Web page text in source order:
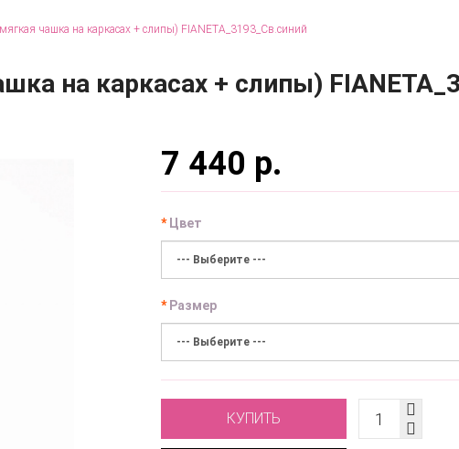
чашка на каркасах + слипы) FIANETA_3193_Св.синий
на каркасах + слипы)
7 440 р.
Цвет
Размер
КУПИТЬ